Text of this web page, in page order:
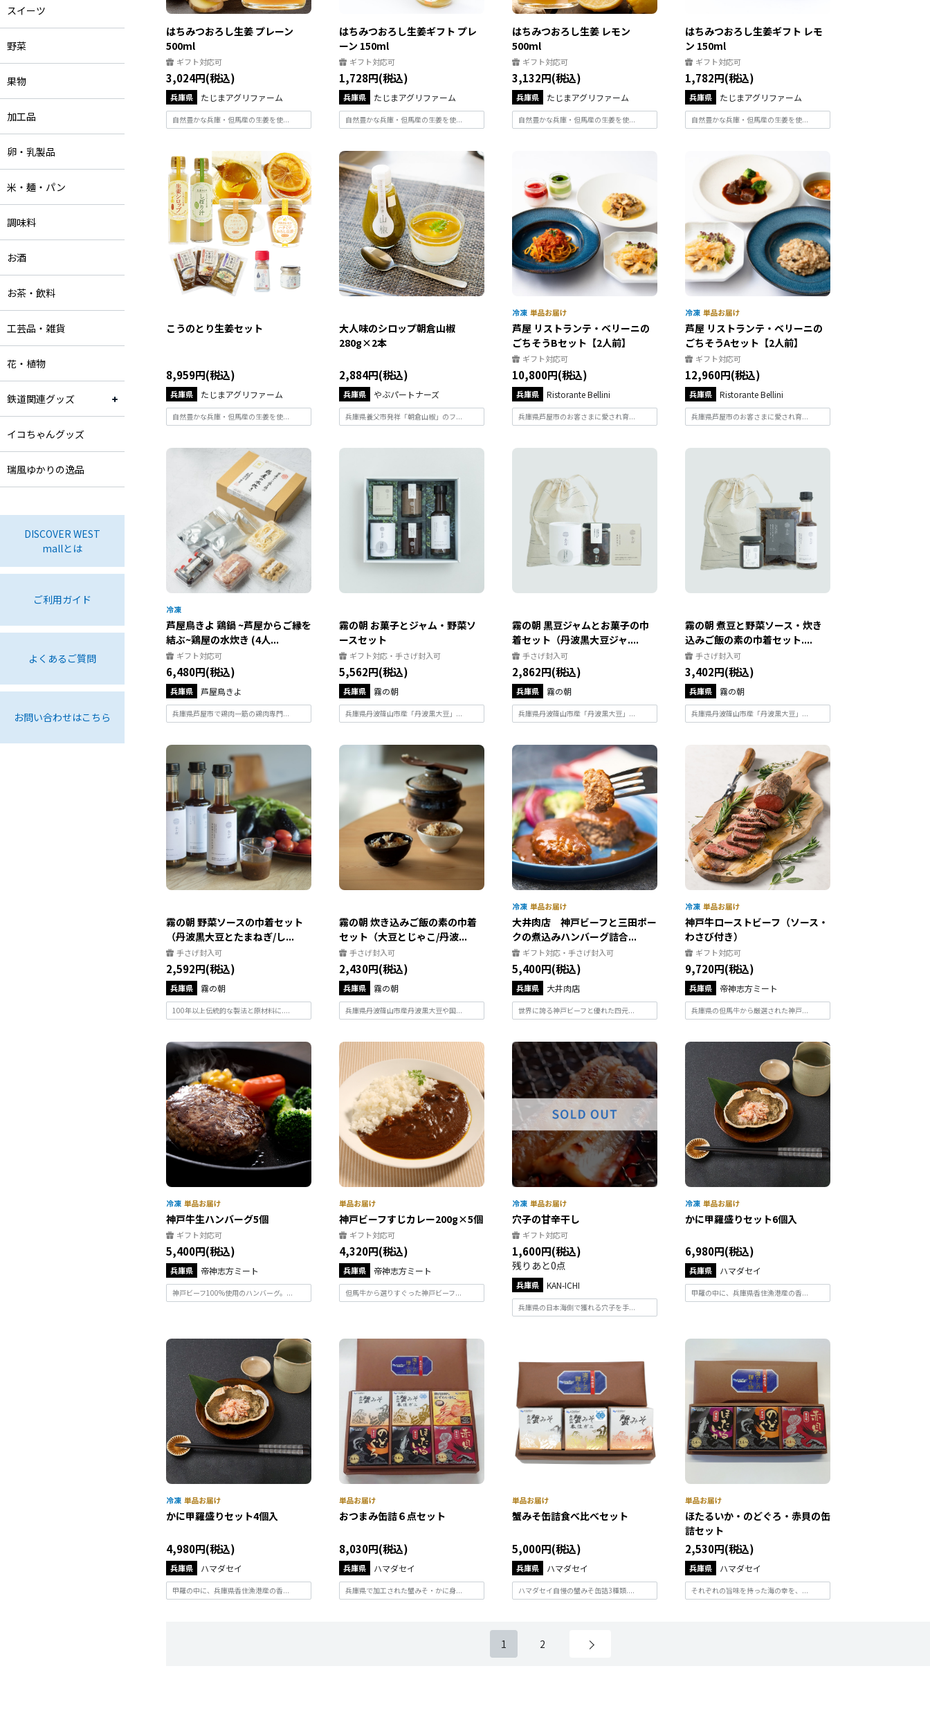
京都府
スイーツ
野菜
果物
加工品
卵・乳製品
米・麺・パン
調味料
お酒
お茶・飲料
工芸品・雑貨
花・植物
鉄道関連グッズ
イコちゃんグッズ
瑞風ゆかりの逸品
DISCOVER WEST
mallとは
ご利用ガイド
よくあるご質問
お問い合わせはこちら
はちみつおろし生姜 プレーン
500ml
ギフト対応可
3,024円(税込)
兵庫県 たじまアグリファーム
自然豊かな兵庫・但馬産の生姜を使...
はちみつおろし生姜ギフト プレ
ーン 150ml
ギフト対応可
1,728円(税込)
兵庫県 たじまアグリファーム
自然豊かな兵庫・但馬産の生姜を使...
はちみつおろし生姜 レモン
500ml
ギフト対応可
3,132円(税込)
兵庫県 たじまアグリファーム
自然豊かな兵庫・但馬産の生姜を使...
はちみつおろし生姜ギフト レモ
ン 150ml
ギフト対応可
1,782円(税込)
兵庫県 たじまアグリファーム
自然豊かな兵庫・但馬産の生姜を使...
こうのとり生姜セット
8,959円(税込)
兵庫県 たじまアグリファーム
自然豊かな兵庫・但馬産の生姜を使...
大人味のシロップ朝倉山椒
280g×2本
2,884円(税込)
兵庫県 やぶパートナーズ
兵庫県養父市発祥「朝倉山椒」のフ...
芦屋 リストランテ・ベリーニの
ごちそうBセット【2人前】
ギフト対応可
10,800円(税込)
兵庫県 Ristorante Bellini
兵庫県芦屋市のお客さまに愛され育...
芦屋 リストランテ・ベリーニの
ごちそうAセット【2人前】
ギフト対応可
12,960円(税込)
兵庫県 Ristorante Bellini
兵庫県芦屋市のお客さまに愛され育...
芦屋鳥きよ 鶏鍋 ~芦屋からご縁を
結ぶ~鶏屋の水炊き (4人...
ギフト対応可
6,480円(税込)
兵庫県 芦屋鳥きよ
兵庫県芦屋市で鶏肉一筋の鶏肉専門...
霧の朝 お菓子とジャム・野菜ソ
ースセット
ギフト対応・手さげ封入可
5,562円(税込)
兵庫県 霧の朝
兵庫県丹波篠山市産「丹波黒大豆」...
霧の朝 黒豆ジャムとお菓子の巾
着セット（丹波黒大豆ジャ....
手さげ封入可
2,862円(税込)
兵庫県 霧の朝
兵庫県丹波篠山市産「丹波黒大豆」...
霧の朝 煮豆と野菜ソース・炊き
込みご飯の素の巾着セット....
手さげ封入可
3,402円(税込)
兵庫県 霧の朝
兵庫県丹波篠山市産「丹波黒大豆」...
霧の朝 野菜ソースの巾着セット
（丹波黒大豆とたまねぎ/し...
手さげ封入可
2,592円(税込)
兵庫県 霧の朝
100年以上伝統的な製法と原材料に....
霧の朝 炊き込みご飯の素の巾着
セット（大豆とじゃこ/丹波...
手さげ封入可
2,430円(税込)
兵庫県 霧の朝
兵庫県丹波篠山市産丹波黒大豆や国...
大井肉店 神戸ビーフと三田ポー
クの煮込みハンバーグ詰合...
ギフト対応・手さげ封入可
5,400円(税込)
兵庫県 大井肉店
世界に誇る神戸ビーフと優れた四元...
神戸牛ローストビーフ（ソース・
わさび付き）
ギフト対応可
9,720円(税込)
兵庫県 帝神志方ミート
兵庫県の但馬牛から厳選された神戸...
神戸牛生ハンバーグ5個
ギフト対応可
5,400円(税込)
兵庫県 帝神志方ミート
神戸ビーフ100%使用のハンバーグ。...
神戸ビーフすじカレー200g×5個
ギフト対応可
4,320円(税込)
兵庫県 帝神志方ミート
但馬牛から選りすぐった神戸ビーフ...
穴子の甘辛干し
ギフト対応可
1,600円(税込)
残りあと0点
兵庫県 KAN-ICHI
兵庫県の日本海側で獲れる穴子を手...
かに甲羅盛りセット6個入
6,980円(税込)
兵庫県 ハマダセイ
甲羅の中に、兵庫県香住漁港産の香...
かに甲羅盛りセット4個入
4,980円(税込)
兵庫県 ハマダセイ
甲羅の中に、兵庫県香住漁港産の香...
おつまみ缶詰６点セット
8,030円(税込)
兵庫県 ハマダセイ
兵庫県で加工された蟹みそ・かに身...
蟹みそ缶詰食べ比べセット
5,000円(税込)
兵庫県 ハマダセイ
ハマダセイ自慢の蟹みそ缶詰3種類....
ほたるいか・のどぐろ・赤貝の缶
詰セット
2,530円(税込)
兵庫県 ハマダセイ
それぞれの旨味を持った海の幸を、...
1 2